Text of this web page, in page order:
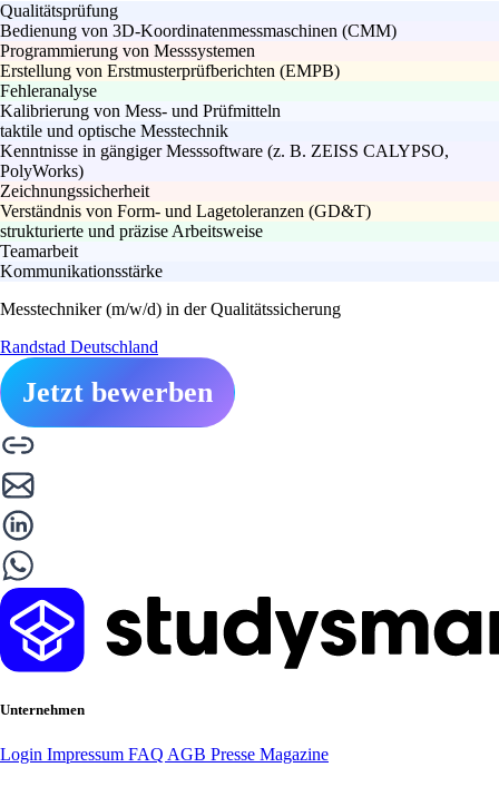
Qualitätsprüfung
Bedienung von 3D-Koordinatenmessmaschinen (CMM)
Programmierung von Messsystemen
Erstellung von Erstmusterprüfberichten (EMPB)
Fehleranalyse
Kalibrierung von Mess- und Prüfmitteln
taktile und optische Messtechnik
Kenntnisse in gängiger Messsoftware (z. B. ZEISS CALYPSO,
PolyWorks)
Zeichnungssicherheit
Verständnis von Form- und Lagetoleranzen (GD&T)
strukturierte und präzise Arbeitsweise
Teamarbeit
Kommunikationsstärke
Messtechniker (m/w/d) in der Qualitätssicherung
Randstad Deutschland
Jetzt bewerben
Unternehmen
Login Impressum FAQ AGB Presse Magazine